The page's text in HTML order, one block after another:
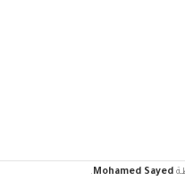
Mohamed Sayed
.